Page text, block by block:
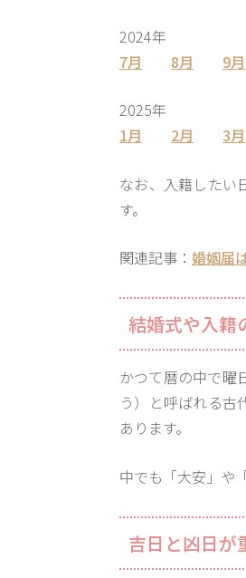
2024年
7月
8月 9月
2025年
1月
2月 3月
なお、入籍したい
す。
関連記事： 婚姻届
結婚式や入籍
かつて暦の中で曜
う）と呼ばれる古
あります。
中でも「大安」や
吉日と凶日が